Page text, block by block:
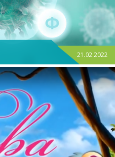
21.02.2022